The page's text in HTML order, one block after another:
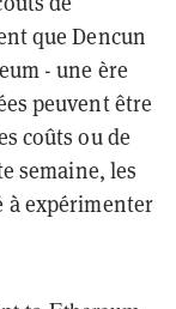
que Dencun
- une ère
peuvent être
coûts ou de
semaine, les
à expérimenter